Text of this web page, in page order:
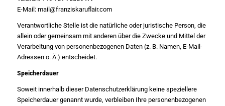
E-Mail: mail@franziskaruflair.com
Verantwortliche Stelle ist die natürliche oder juristische Person, die
allein oder gemeinsam mit anderen über die Zwecke und Mittel der
Verarbeitung von personenbezogenen Daten (z. B. Namen, E-Mail-
Adressen o. Ä.) entscheidet.
Speicherdauer
Soweit innerhalb dieser Datenschutzerklärung keine speziellere
Speicherdauer genannt wurde, verbleiben Ihre personenbezogenen